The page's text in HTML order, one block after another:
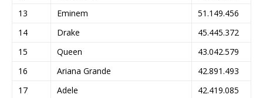
13
Eminem
51.149.456
14
Drake
45.445.372
15
Queen
43.042.579
16
Ariana Grande
42.891.493
17
Adele
42.419.085